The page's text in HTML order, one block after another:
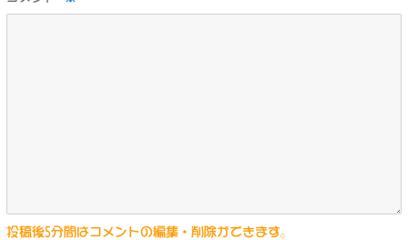
投稿後5分間はコメントの編集・削除ができます。